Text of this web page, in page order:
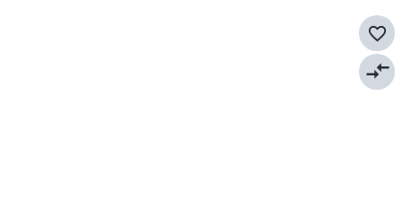
favorite_border
compare_arrows